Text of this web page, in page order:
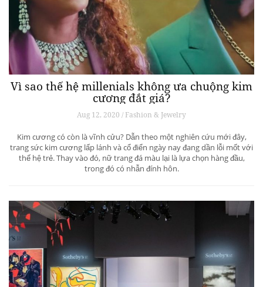
Vì sao thế hệ millenials không ưa chuộng kim
cương đắt giá?
Aug 12, 2020 / Fashion & Jewelry
Kim cương có còn là vĩnh cửu? Dẫn theo một nghiên cứu mới đây,
trang sức kim cương lấp lánh và cổ điển ngày nay đang dần lỗi mốt với
thế hệ trẻ. Thay vào đó, nữ trang đá màu lại là lựa chọn hàng đầu,
trong đó có nhẫn đính hôn.